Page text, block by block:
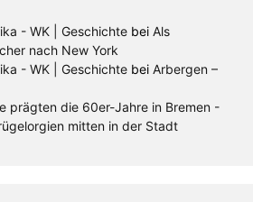
- WK | Geschichte bei Als
nach New York
- WK | Geschichte bei Arbergen –
prägten die 60er-Jahre in Bremen -
mitten in der Stadt